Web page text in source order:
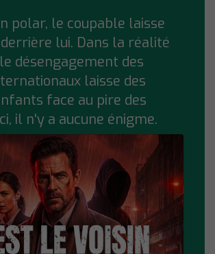
polar, le coupable laisse
lui. Dans la réalité
désengagement des
laisse des
face au pire des
il n'y a aucune énigme.